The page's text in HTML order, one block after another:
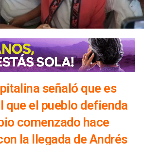
señaló que es
que el pueblo defienda
comenzado hace
la llegada de Andrés